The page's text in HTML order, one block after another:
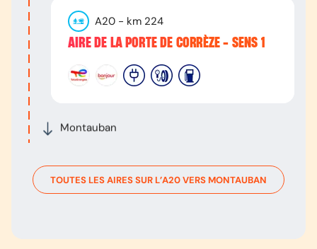
Montauban
A20 - km 224
AIRE DE LA PORTE DE CORRÈZE - SENS 1
TOUTES LES AIRES SUR L’A20VERS MONTAUBAN